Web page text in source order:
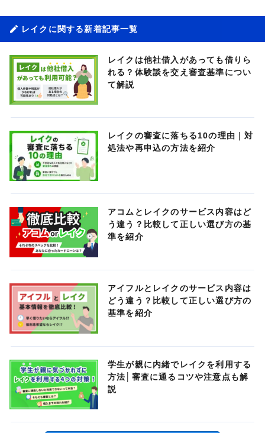
レイクに関する新着記事一覧
レイクは他社借入があっても借りら
れる？体験談を交え審査基準につい
て解説
レイクの審査に落ちる10の理由｜対
処法や再申込の方法を紹介
アコムとレイクのサービス内容はど
う違う？比較して正しい選び方の基
準を紹介
アイフルとレイクのサービス内容は
どう違う？比較して正しい選び方の
基準を紹介
学生が親に内緒でレイクを利用する
方法│審査に通るコツや注意点も解
説